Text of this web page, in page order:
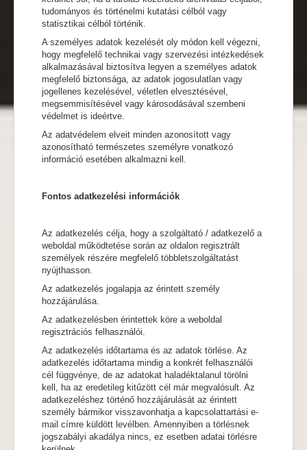
tudományos és történelmi kutatási célból vagy
statisztikai célból történik.
A személyes adatok kezelését oly módon kell végezni,
hogy megfelelő technikai vagy szervezési intézkedések
alkalmazásával biztosítva legyen a személyes adatok
megfelelő biztonsága, az adatok jogosulatlan vagy
jogellenes kezelésével, véletlen elvesztésével,
megsemmisítésével vagy károsodásával szembeni
védelmet is ideértve.
Az adatvédelem elveit minden azonosított vagy
azonosítható természetes személyre vonatkozó
információ esetében alkalmazni kell.
Fontos adatkezelési információk
Az adatkezelés célja, hogy a szolgáltató / adatkezelő a
weboldal működtetése során az oldalon regisztrált
személyek részére megfelelő többletszolgáltatást
nyújthasson.
Az adatkezelés jogalapja az érintett személy
hozzájárulása.
Az adatkezelésben érintettek köre a weboldal
regisztrációs felhasználói.
Az adatkezelés időtartama és az adatok törlése. Az
adatkezelés időtartama mindig a konkrét felhasználói
cél függvénye, de az adatokat haladéktalanul törölni
kell, ha az eredetileg kitűzött cél már megvalósult. Az
adatkezeléshez történő hozzájárulását az érintett
személy bármikor visszavonhatja a kapcsolattartási e-
mail címre küldött levélben. Amennyiben a törlésnek
jogszabályi akadálya nincs, ez esetben adatai törlésre